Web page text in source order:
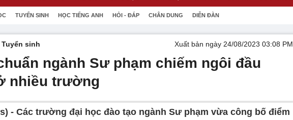
TUYỂN SINH HỌC TIẾNG ANH HỎI - ĐÁP CHÂN DUNG DIỄN ĐÀN
Tuyển sinh Xuất bản ngày 24/08/2023 03:08 PM
ngành Sư phạm chiếm ngôi đầu
nhiều trường
- Các trường đại học đào tạo ngành Sư phạm vừa công bố điểm